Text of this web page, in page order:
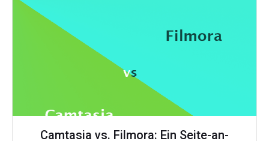
Camtasia vs. Filmora: Ein Seite-an-